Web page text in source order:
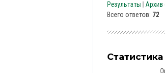
Результаты
Архив
Всего ответов: 72
Статистика